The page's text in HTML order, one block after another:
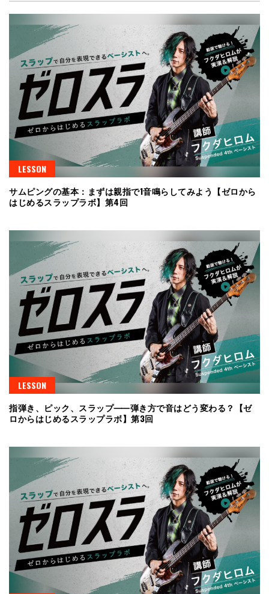
LESSON
サムピングの基本：まずは親指で1音鳴らしてみよう【ゼロから
はじめるスラップラボ】第4回
LESSON
指弾き、ピック、スラップ⸺弾き方で音はどう変わる？【ゼ
ロからはじめるスラップラボ】第3回